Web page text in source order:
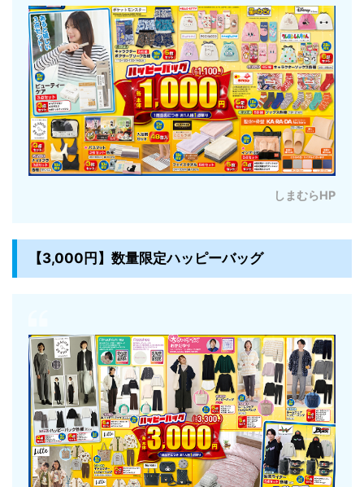
しまむらHP
【3,000円】数量限定ハッピーバッグ